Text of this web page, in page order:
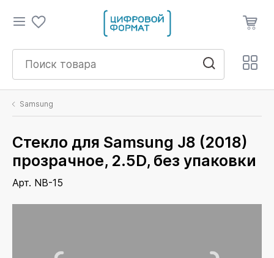
Samsung
Стекло для Samsung J8 (2018)
прозрачное, 2.5D, без упаковки
Арт. NB-15